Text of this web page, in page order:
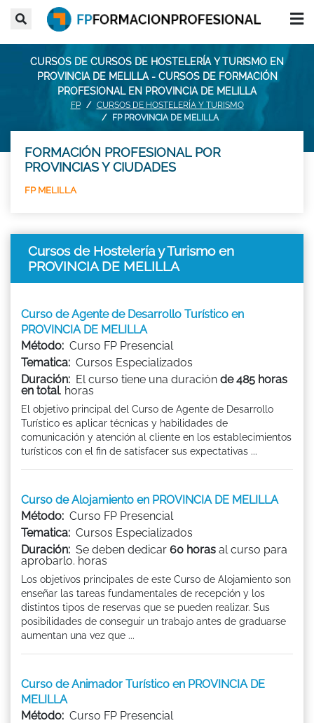
CURSOS DE CURSOS DE HOSTELERÍA Y TURISMO EN
PROVINCIA DE MELILLA - CURSOS DE FORMACIÓN
PROFESIONAL EN PROVINCIA DE MELILLA
FP
CURSOS DE HOSTELERÍA Y TURISMO
FP PROVINCIA DE MELILLA
FORMACIÓN PROFESIONAL POR
PROVINCIAS Y CIUDADES
FP MELILLA
Cursos de Hostelería y Turismo en
PROVINCIA DE MELILLA
Curso de Agente de Desarrollo Turístico en
PROVINCIA DE MELILLA
Método: Curso FP Presencial
Tematica: Cursos Especializados
Duración: El curso tiene una duración de 485 horas
en total. horas
El objetivo principal del Curso de Agente de Desarrollo
Turístico es aplicar técnicas y habilidades de
comunicación y atención al cliente en los establecimientos
turísticos con el fin de satisfacer sus expectativas ...
Curso de Alojamiento en PROVINCIA DE MELILLA
Método: Curso FP Presencial
Tematica: Cursos Especializados
Duración: Se deben dedicar 60 horas al curso para
aprobarlo. horas
Los objetivos principales de este Curso de Alojamiento son
enseñar las tareas fundamentales de recepción y los
distintos tipos de reservas que se pueden realizar. Sus
posibilidades de conseguir un trabajo antes de graduarse
aumentan una vez que ...
Curso de Animador Turístico en PROVINCIA DE
MELILLA
Método: Curso FP Presencial